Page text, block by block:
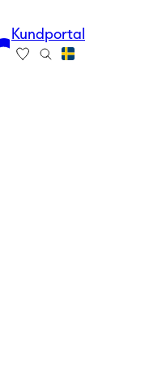
Kundportal